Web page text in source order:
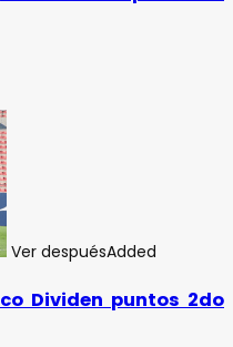
Ver despuésAdded
Dividen puntos 2do